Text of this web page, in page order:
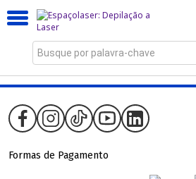
Busque por palavra-chave
Formas de Pagamento